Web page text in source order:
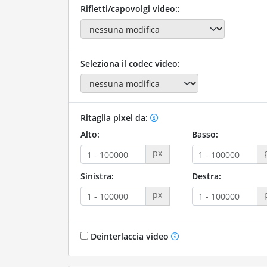
Rifletti/capovolgi video::
Seleziona il codec video:
Ritaglia pixel da:
Alto:
px
Basso:
Sinistra:
px
Destra:
Deinterlaccia video